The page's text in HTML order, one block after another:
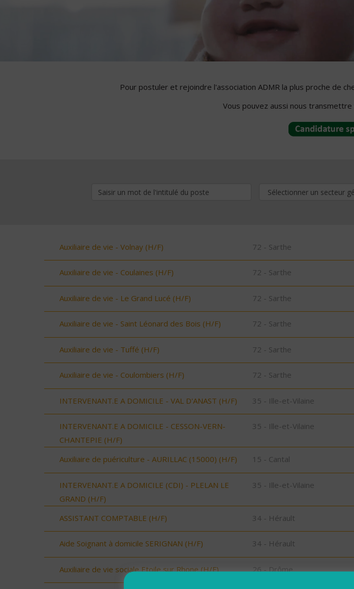
Pour postuler et rejoindre l'association ADMR la plus proche de
Vous pouvez aussi nous
Auxiliaire de vie - Volnay (H/F) 72 - Sarthe
Auxiliaire de vie - Coulaines (H/F) 72 - Sarthe
Auxiliaire de vie - Le Grand Lucé (H/F) 72 - Sarthe
Auxiliaire de vie - Saint Léonard des Bois (H/F) 72 - Sarthe
Auxiliaire de vie - Tuffé (H/F) 72 - Sarthe
Auxiliaire de vie - Coulombiers (H/F) 72 - Sarthe
INTERVENANT.E A DOMICILE - VAL D'ANAST (H/F) 35 - Ille-et-Vilaine
INTERVENANT.E A DOMICILE - CESSON-VERN-
CHANTEPIE (H/F)
35 - Ille-et-Vilaine
Auxiliaire de puériculture - AURILLAC (15000) (H/F) 15 - Cantal
INTERVENANT.E A DOMICILE (CDI) - PLELAN LE
GRAND (H/F)
35 - Ille-et-Vilaine
ASSISTANT COMPTABLE (H/F) 34 - Hérault
Aide Soignant à domicile SERIGNAN (H/F) 34 - Hérault
Auxiliaire de vie sociale Etoile sur Rhone (H/F) 26 - Drôme